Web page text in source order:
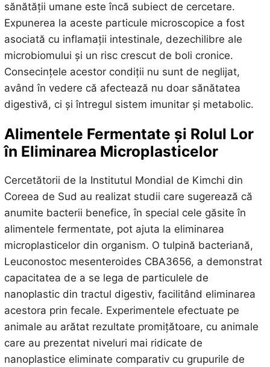
sănătății umane este încă subiect de cercetare.
Expunerea la aceste particule microscopice a fost
asociată cu inflamații intestinale, dezechilibre ale
microbiomului și un risc crescut de boli cronice.
Consecințele acestor condiții nu sunt de neglijat,
având în vedere că afectează nu doar sănătatea
digestivă, ci și întregul sistem imunitar și metabolic.
Alimentele Fermentate și Rolul Lor
în Eliminarea Microplasticelor
Cercetătorii de la Institutul Mondial de Kimchi din
Coreea de Sud au realizat studii care sugerează că
anumite bacterii benefice, în special cele găsite în
alimentele fermentate, pot ajuta la eliminarea
microplasticelor din organism. O tulpină bacteriană,
Leuconostoc mesenteroides CBA3656, a demonstrat
capacitatea de a se lega de particulele de
nanoplastic din tractul digestiv, facilitând eliminarea
acestora prin fecale. Experimentele efectuate pe
animale au arătat rezultate promițătoare, cu animale
care au prezentat niveluri mai ridicate de
nanoplastice eliminate comparativ cu grupurile de